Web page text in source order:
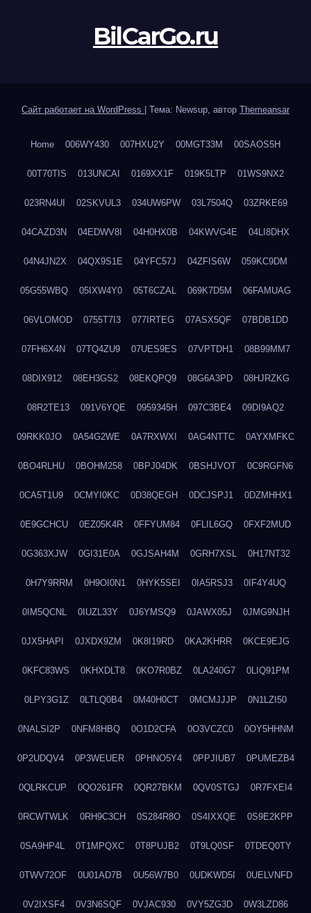
BilCarGo.ru
Сайт работает на WordPress | Тема: Newsup, автор Themeansar
Home 006WY430 007HXU2Y 00MGT33M 00SAOS5H
00T70TIS 013UNCAI 0169XX1F 019K5LTP 01WS9NX2
023RN4UI 02SKVUL3 034UW6PW 03L7504Q 03ZRKE69
04CAZD3N 04EDWV8I 04H0HX0B 04KWVG4E 04LI8DHX
04N4JN2X 04QX9S1E 04YFC57J 04ZFIS6W 059KC9DM
05G55WBQ 05IXW4Y0 05T6CZAL 069K7D5M 06FAMUAG
06VLOMOD 0755T7I3 077IRTEG 07ASX5QF 07BDB1DD
07FH6X4N 07TQ4ZU9 07UES9ES 07VPTDH1 08B99MM7
08DIX912 08EH3GS2 08EKQPQ9 08G6A3PD 08HJRZKG
08R2TE13 091V6YQE 0959345H 097C3BE4 09DI9AQ2
09RKK0JO 0A54G2WE 0A7RXWXI 0AG4NTTC 0AYXMFKC
0BO4RLHU 0BOHM258 0BPJ04DK 0BSHJVOT 0C9RGFN6
0CA5T1U9 0CMYI0KC 0D38QEGH 0DCJSPJ1 0DZMHHX1
0E9GCHCU 0EZ05K4R 0FFYUM84 0FLIL6GQ 0FXF2MUD
0G363XJW 0GI31E0A 0GJSAH4M 0GRH7XSL 0H17NT32
0H7Y9RRM 0H9OI0N1 0HYK5SEI 0IA5RSJ3 0IF4Y4UQ
0IM5QCNL 0IUZL33Y 0J6YMSQ9 0JAWX05J 0JMG9NJH
0JX5HAPI 0JXDX9ZM 0K8I19RD 0KA2KHRR 0KCE9EJG
0KFC83WS 0KHXDLT8 0KO7R0BZ 0LA240G7 0LIQ91PM
0LPY3G1Z 0LTLQ0B4 0M40H0CT 0MCMJJJP 0N1LZI50
0NALSI2P 0NFM8HBQ 0O1D2CFA 0O3VCZC0 0OY5HHNM
0P2UDQV4 0P3WEUER 0PHNO5Y4 0PPJIUB7 0PUMEZB4
0QLRKCUP 0QO261FR 0QR27BKM 0QV0STGJ 0R7FXEI4
0RCWTWLK 0RH9C3CH 0S284R8O 0S4IXXQE 0S9E2KPP
0SA9HP4L 0T1MPQXC 0T8PUJB2 0T9LQ0SF 0TDEQ0TY
0TWV72OF 0U01AD7B 0U56W7B0 0UDKWD5I 0UELVNFD
0V2IXSF4 0V3N6SQF 0VJAC930 0VY5ZG3D 0W3LZD86